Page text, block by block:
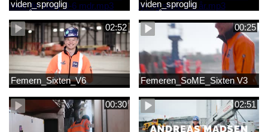
viden_sproglig
forståelse_Samtalekort Snak
med din baby 0-6 mdr.mp3
viden_sproglig
forståelse_Samtalekort Læs,
lyt og skriv 3-6 år.mp3
02:52
Femern_Sixten_V6
00:25
Femeren_SoME_Sixten V3
00:30 02:51